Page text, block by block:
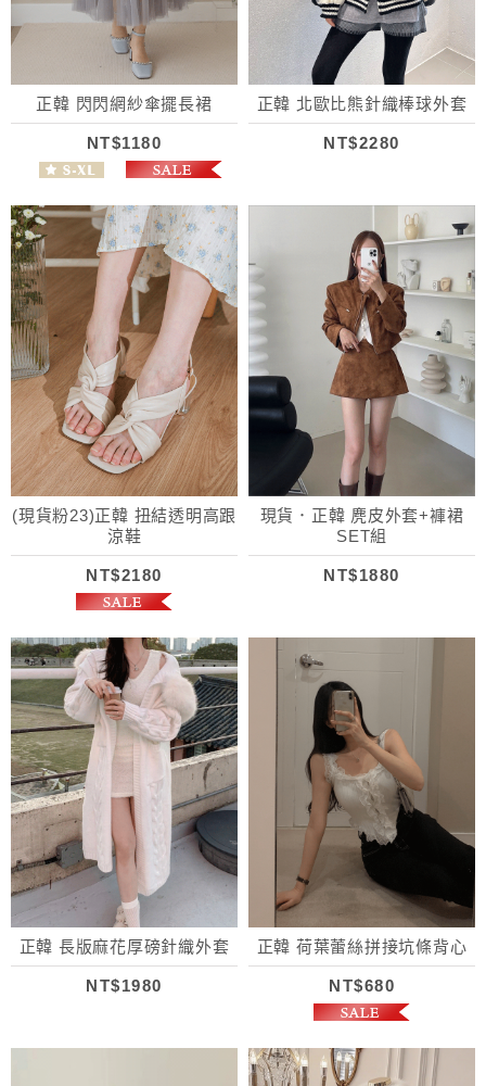
正韓 閃閃網紗傘擺長裙
NT$1180
正韓 北歐比熊針織棒球外套
NT$2280
(現貨粉23)正韓 扭結透明高跟
涼鞋
NT$2180
現貨．正韓 麂皮外套+褲裙
SET組
NT$1880
正韓 長版麻花厚磅針織外套
NT$1980
正韓 荷葉蕾絲拼接坑條背心
NT$680